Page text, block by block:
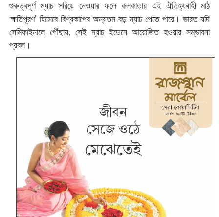
গুরুত্বপূর্ণ ম্যাচ সরিয়ে নেওয়ার ফলে কলকাতার এই ঐতিহ্যবাহী মাঠ
‘ক্ষতিপূরণ’ হিসেবে বিশ্বকাপের অন্যতম বড় ম্যাচ পেতে পারে। ভারত যদি
সেমিফাইনালে পৌঁছায়, সেই ম্যাচ ইডেনে আয়োজিত হওয়ার সম্ভাবনা
প্রবল।